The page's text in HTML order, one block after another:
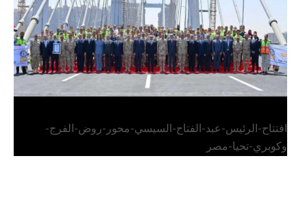
افتتاح-الرئيس-عبد-الفتاح-السيسي-محور-روض-الفرج-
وكوبري-تحيا-مصر